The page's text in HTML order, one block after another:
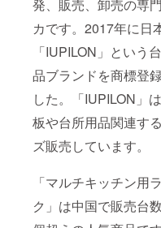
発、販売、卸売の専
カです。2017年に日
「IUPILON」という
品ブランドを商標登
した。「IUPILON」
板や台所用品関連す
ズ販売しています。
「マルチキッチン用
ク」は中国で販売台